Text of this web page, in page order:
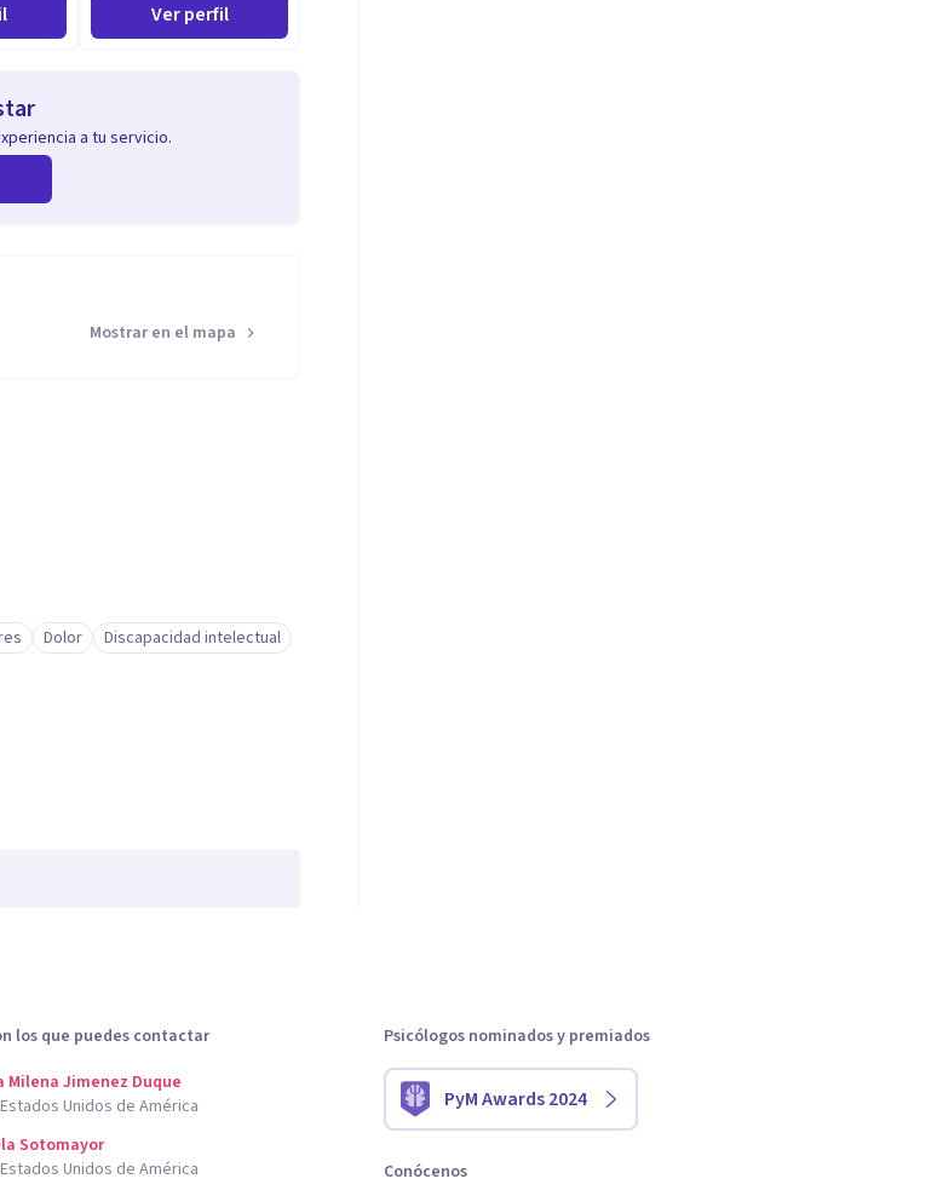
Ver perfil
a tu servicio.
Mostrar en el mapa
Dolor
Discapacidad intelectual
los que puedes contactar
Milena Jimenez Duque
Unidos de América
Sotomayor
Unidos de América
Psicólogos nominados y premiados
PyM Awards 2024
Conócenos